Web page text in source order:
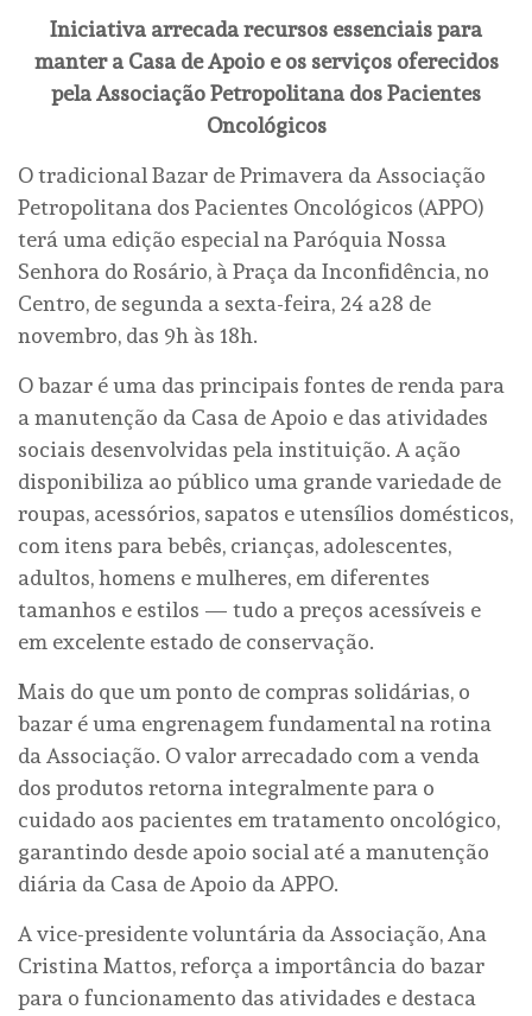
Iniciativa arrecada recursos essenciais para
manter a Casa de Apoio e os serviços oferecidos
pela Associação Petropolitana dos Pacientes
Oncológicos
O tradicional Bazar de Primavera da Associação
Petropolitana dos Pacientes Oncológicos (APPO)
terá uma edição especial na Paróquia Nossa
Senhora do Rosário, à Praça da Inconfidência, no
Centro, de segunda a sexta-feira, 24 a28 de
novembro, das 9h às 18h.
O bazar é uma das principais fontes de renda para
a manutenção da Casa de Apoio e das atividades
sociais desenvolvidas pela instituição. A ação
disponibiliza ao público uma grande variedade de
roupas, acessórios, sapatos e utensílios domésticos,
com itens para bebês, crianças, adolescentes,
adultos, homens e mulheres, em diferentes
tamanhos e estilos — tudo a preços acessíveis e
em excelente estado de conservação.
Mais do que um ponto de compras solidárias, o
bazar é uma engrenagem fundamental na rotina
da Associação. O valor arrecadado com a venda
dos produtos retorna integralmente para o
cuidado aos pacientes em tratamento oncológico,
garantindo desde apoio social até a manutenção
diária da Casa de Apoio da APPO.
A vice-presidente voluntária da Associação, Ana
Cristina Mattos, reforça a importância do bazar
para o funcionamento das atividades e destaca